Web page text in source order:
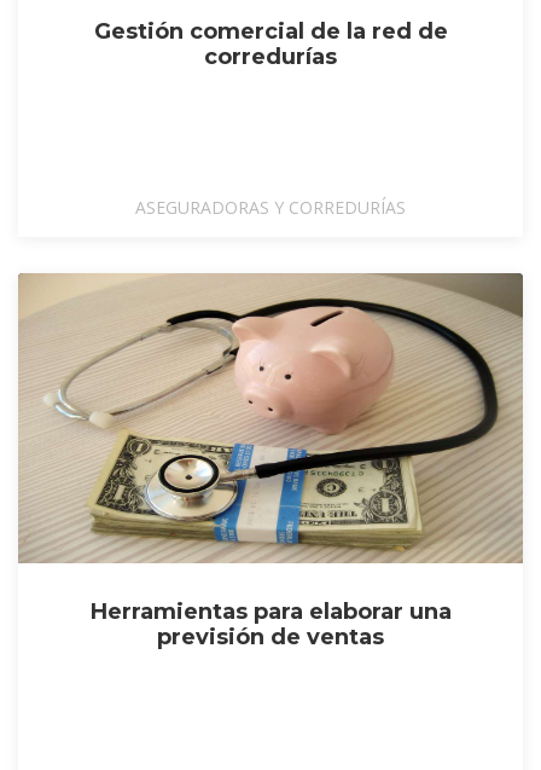
Gestión comercial de la red de
corredurías
ASEGURADORAS Y CORREDURÍAS
Herramientas para elaborar una
previsión de ventas